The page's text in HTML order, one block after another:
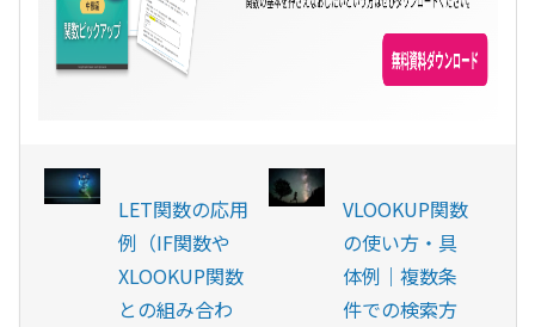
LET関数の応用
例（IF関数や
XLOOKUP関数
との組み合わ
VLOOKUP関数
の使い方・具
体例｜複数条
件での検索方